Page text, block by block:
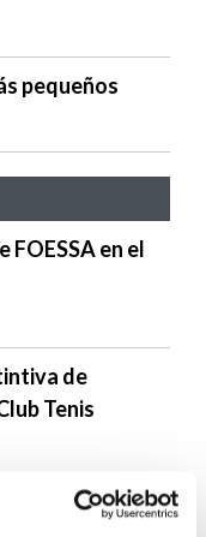
pequeños
en el
de
Tenis